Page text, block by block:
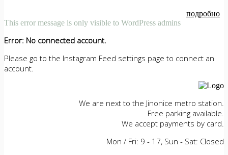
подробно
This error message is only visible to WordPress admins
Error: No connected account.
Please go to the Instagram Feed settings page to connect an
account.
We are next to the Jinonice metro station.
Free parking available.
We accept payments by card.
Mon / Fri: 9 - 17, Sun - Sat: Closed